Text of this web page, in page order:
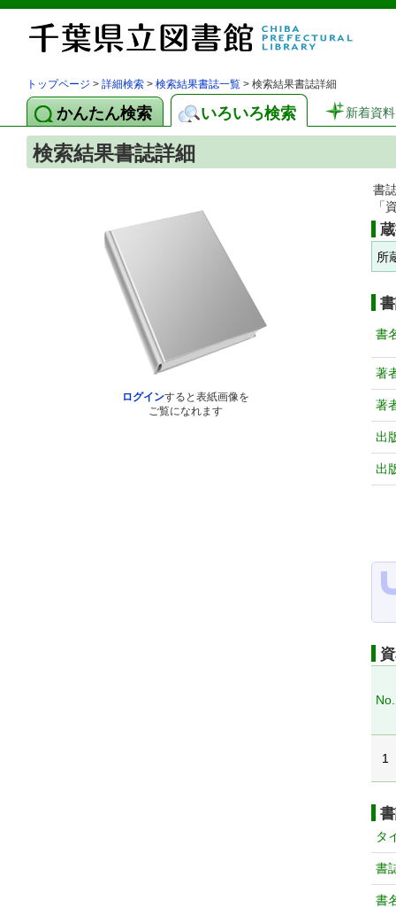
トップページ > 詳細検索 > 検索結果書誌一覧 > 検索結果書誌詳細
かんたん検索 いろいろ検索 新着資料
検索結果書誌詳細
ログインすると表紙画像を
ご覧になれます
書
「
所
書
著
著
出
出
No.
1
タ
書
書